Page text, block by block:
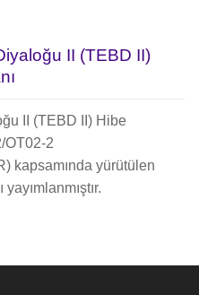
II (TEBD II)
II (TEBD II) Hibe
OT02-2
kapsamında yürütülen